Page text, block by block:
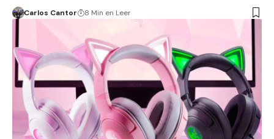
Carlos Cantor 8 Min en Leer